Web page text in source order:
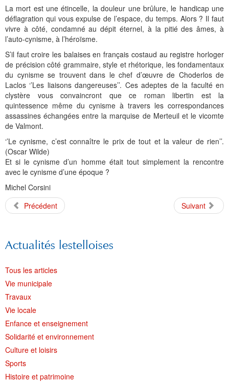
Villes
Culture et découverte
Sports d'hivers et thermes
Les chemins
Les savoir-faire
Projets
Réalisations
Budget et finances
Budgets primitifs
Comptes administratifs
Fiscalité
Bulletins municipaux
État civil
Naissances
Mariages / Pacs
Décès
Mentions légales et politique de confidentialité
Administrations
Santé / Social
Maisons de retraite
Transports
Déchets
Le Musée
La mort est une étincelle, la douleur une brûlure, le handicap une
déflagration qui vous expulse de l’espace, du temps. Alors ? Il faut
vivre à côté, condamné au dépit éternel, à la pitié des âmes, à
l’auto-cynisme, à l’héroïsme.
S’il faut croire les balaises en français costaud au registre horloger
de précision côté grammaire, style et rhétorique, les fondamentaux
du cynisme se trouvent dans le chef d’œuvre de Choderlos de
Laclos ‘’Les liaisons dangereuses’’. Ces adeptes de la faculté en
clystère vous convaincront que ce roman libertin est la
quintessence même du cynisme à travers les correspondances
assassines échangées entre la marquise de Merteuil et le vicomte
de Valmont.
‘’Le cynisme, c’est connaître le prix de tout et la valeur de rien’’.
(Oscar Wilde)
Et si le cynisme d’un homme était tout simplement la rencontre
avec le cynisme d’une époque ?
Michel Corsini
Précédent
Suivant
Actualités lestelloises
Tous les articles
Vie municipale
Travaux
Vie locale
Enfance et enseignement
Solidarité et environnement
Culture et loisirs
Sports
Histoire et patrimoine